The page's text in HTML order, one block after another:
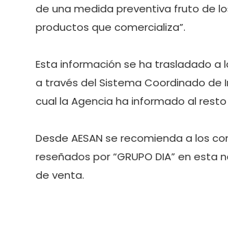
de una medida preventiva fruto de
productos que comercializa”.
Esta información se ha trasladado a
a través del Sistema Coordinado de
cual la Agencia ha informado al
Desde AESAN se recomienda a los
reseñados por “GRUPO DIA” en
de venta.